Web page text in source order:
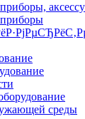
среды